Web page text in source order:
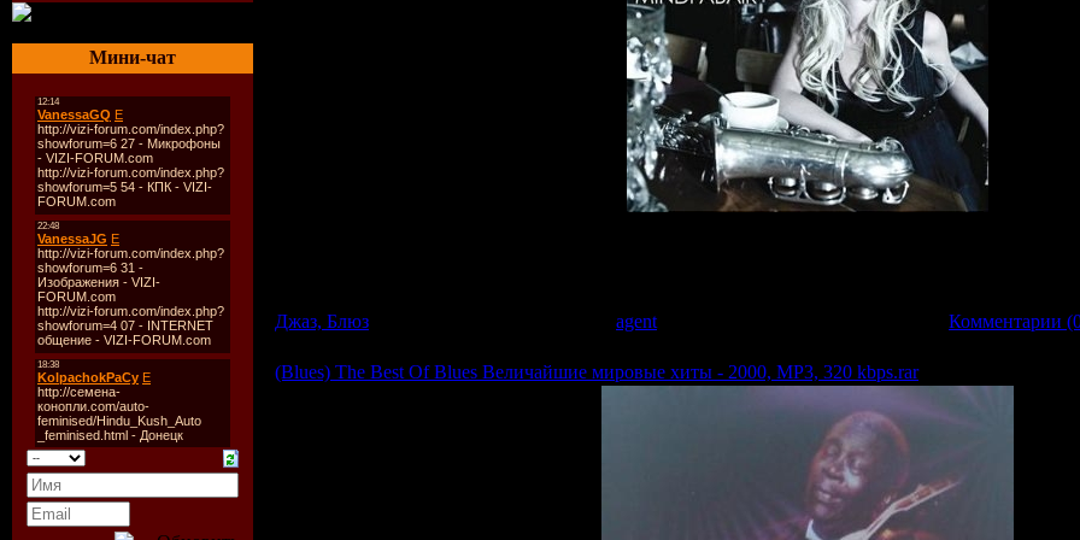
Мини-чат
Джаз, Блюз agent Комментарии
(Blues) The Best Of Blues Величайшие мировые хиты - 2000, MP3, 320 kbps.rar